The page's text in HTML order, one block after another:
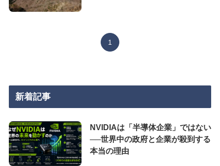
1
新着記事
NVIDIAは「半導体企業」ではない
──世界中の政府と企業が殺到する
本当の理由